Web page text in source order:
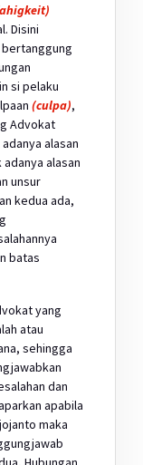
Disini
si pelaku
(culpa),
Advokat
alasan
alasan
unsur
kedua ada,
batas
yang
atau
sehingga
dan
apabila
maka